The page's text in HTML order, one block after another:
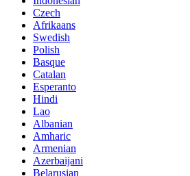
Czech
Afrikaans
Swedish
Polish
Basque
Catalan
Esperanto
Hindi
Lao
Albanian
Amharic
Armenian
Azerbaijani
Belarusian